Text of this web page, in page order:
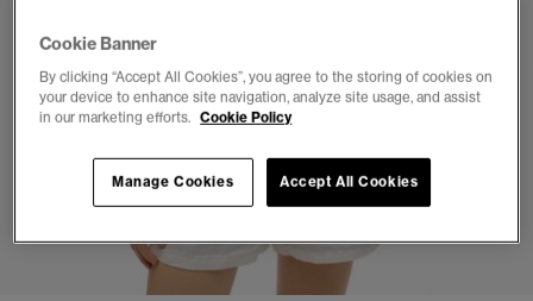
Cookie Banner
By clicking “Accept All Cookies”, you agree to the storing of cookies on
your device to enhance site navigation, analyze site usage, and assist
in our marketing efforts. Cookie Policy
Accept All Cookies
Manage Cookies